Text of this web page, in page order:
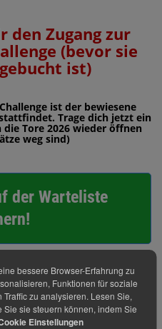
den Zugang zur
(bevor sie
ist)
ist der bewiesene
Trage dich jetzt ein
Tore 2026 wieder öffnen
weg sind)
der Warteliste
bessere Browser-Erfahrung zu
Funktionen für soziale
zu analysieren. Lesen Sie,
sie steuern können, indem Sie
Einstellungen